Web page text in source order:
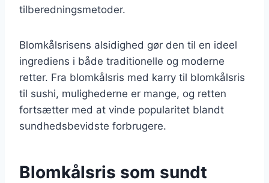
tilberedningsmetoder.
Blomkålsrisens alsidighed gør den til en ideel
ingrediens i både traditionelle og moderne
retter. Fra blomkålsris med karry til blomkålsris
til sushi, mulighederne er mange, og retten
fortsætter med at vinde popularitet blandt
sundhedsbevidste forbrugere.
Blomkålsris som sundt